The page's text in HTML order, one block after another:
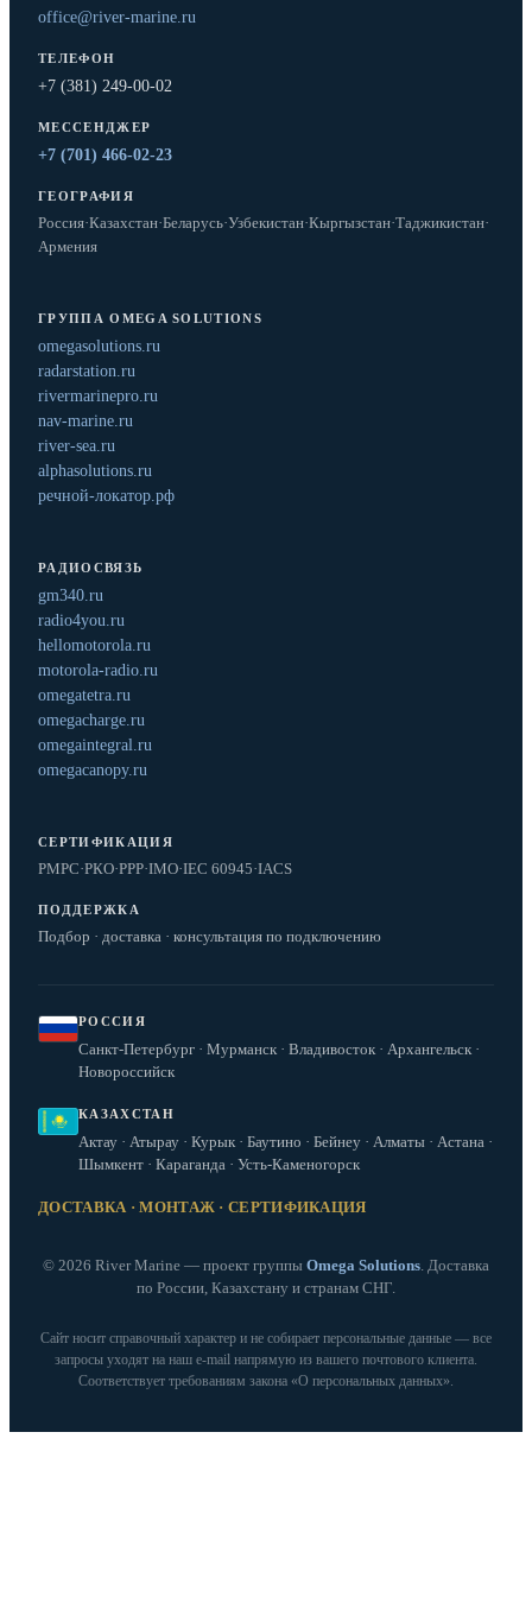
office@river-marine.ru
ТЕЛЕФОН
+7 (381) 249-00-02
МЕССЕНДЖЕР
+7 (701) 466-02-23
ГЕОГРАФИЯ
Россия·Казахстан·Беларусь·Узбекистан·Кыргызстан·Таджикистан·
Армения
ГРУППА OMEGA SOLUTIONS
omegasolutions.ru
radarstation.ru
rivermarinepro.ru
nav-marine.ru
river-sea.ru
alphasolutions.ru
речной-локатор.рф
РАДИОСВЯЗЬ
gm340.ru
radio4you.ru
hellomotorola.ru
motorola-radio.ru
omegatetra.ru
omegacharge.ru
omegaintegral.ru
omegacanopy.ru
СЕРТИФИКАЦИЯ
РМРС·РКО·РРР·IMO·IEC 60945·IACS
ПОДДЕРЖКА
Подбор · доставка · консультация по подключению
РОССИЯ
Санкт-Петербург · Мурманск · Владивосток · Архангельск ·
Новороссийск
КАЗАХСТАН
Актау · Атырау · Курык · Баутино · Бейнеу · Алматы · Астана ·
Шымкент · Караганда · Усть-Каменогорск
ДОСТАВКА · МОНТАЖ · СЕРТИФИКАЦИЯ
© 2026 River Marine — проект группы Omega Solutions. Доставка
по России, Казахстану и странам СНГ.
Сайт носит справочный характер и не собирает персональные данные — все
запросы уходят на наш e‑mail напрямую из вашего почтового клиента.
Соответствует требованиям закона «О персональных данных».